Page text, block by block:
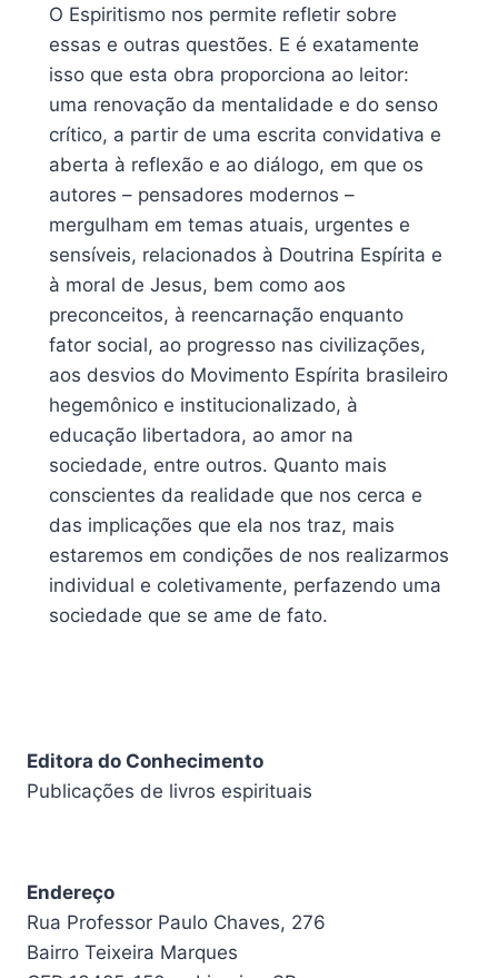
O Espiritismo nos permite refletir sobre
essas e outras questões. E é exatamente
isso que esta obra proporciona ao leitor:
uma renovação da mentalidade e do senso
crítico, a partir de uma escrita convidativa e
aberta à reflexão e ao diálogo, em que os
autores – pensadores modernos –
mergulham em temas atuais, urgentes e
sensíveis, relacionados à Doutrina Espírita e
à moral de Jesus, bem como aos
preconceitos, à reencarnação enquanto
fator social, ao progresso nas civilizações,
aos desvios do Movimento Espírita brasileiro
hegemônico e institucionalizado, à
educação libertadora, ao amor na
sociedade, entre outros. Quanto mais
conscientes da realidade que nos cerca e
das implicações que ela nos traz, mais
estaremos em condições de nos realizarmos
individual e coletivamente, perfazendo uma
sociedade que se ame de fato.
Editora do Conhecimento
Publicações de livros espirituais
Endereço
Rua Professor Paulo Chaves, 276
Bairro Teixeira Marques